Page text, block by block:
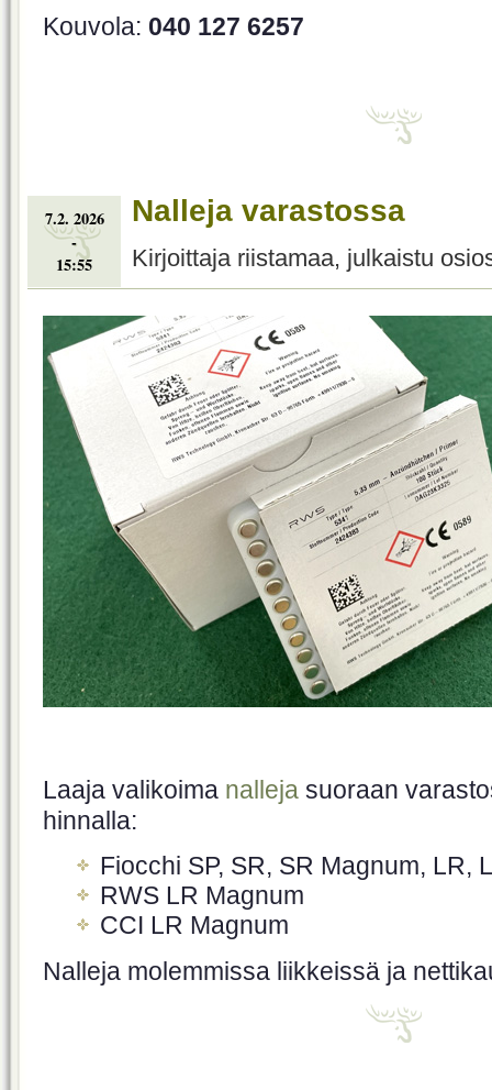
Kouvola: 040 127 6257
7.2. 2026
-
15:55
Nalleja varastossa
Kirjoittaja riistamaa, julkaistu
Laaja valikoima nallejasuoraan
hinnalla:
Fiocchi SP, SR, SR Magnum, LR,
RWS LR Magnum
CCI LR Magnum
Nalleja molemmissa liikkeissä ja